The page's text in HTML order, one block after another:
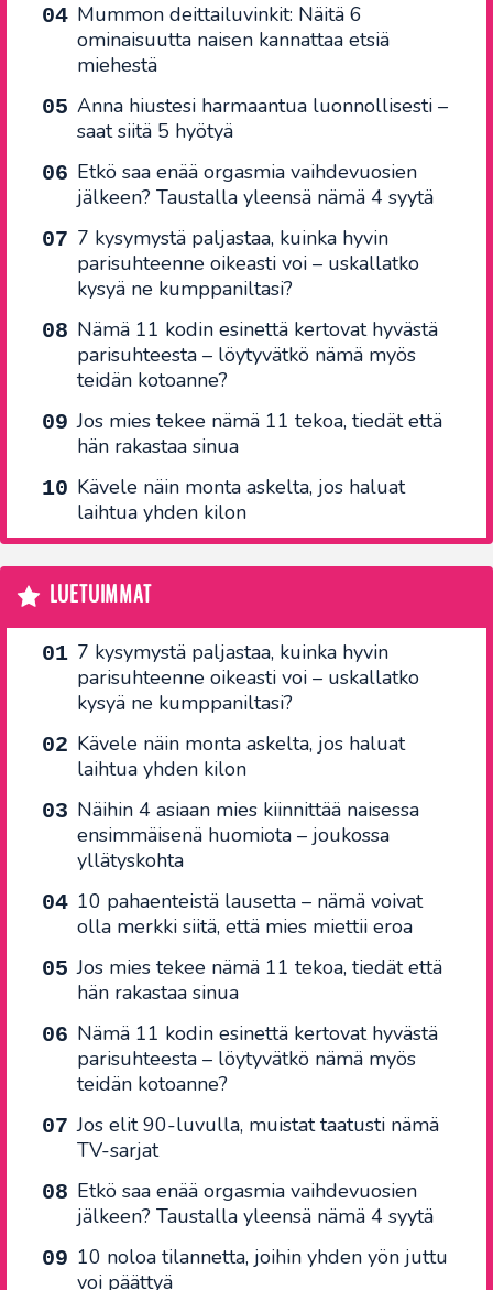
Mummon deittailuvinkit: Näitä 6
ominaisuutta naisen kannattaa etsiä
miehestä
Anna hiustesi harmaantua luonnollisesti –
saat siitä 5 hyötyä
Etkö saa enää orgasmia vaihdevuosien
jälkeen? Taustalla yleensä nämä 4 syytä
7 kysymystä paljastaa, kuinka hyvin
parisuhteenne oikeasti voi – uskallatko
kysyä ne kumppaniltasi?
Nämä 11 kodin esinettä kertovat hyvästä
parisuhteesta – löytyvätkö nämä myös
teidän kotoanne?
Jos mies tekee nämä 11 tekoa, tiedät että
hän rakastaa sinua
Kävele näin monta askelta, jos haluat
laihtua yhden kilon
LUETUIMMAT
7 kysymystä paljastaa, kuinka hyvin
parisuhteenne oikeasti voi – uskallatko
kysyä ne kumppaniltasi?
Kävele näin monta askelta, jos haluat
laihtua yhden kilon
Näihin 4 asiaan mies kiinnittää naisessa
ensimmäisenä huomiota – joukossa
yllätyskohta
10 pahaenteistä lausetta – nämä voivat
olla merkki siitä, että mies miettii eroa
Jos mies tekee nämä 11 tekoa, tiedät että
hän rakastaa sinua
Nämä 11 kodin esinettä kertovat hyvästä
parisuhteesta – löytyvätkö nämä myös
teidän kotoanne?
Jos elit 90-luvulla, muistat taatusti nämä
TV-sarjat
Etkö saa enää orgasmia vaihdevuosien
jälkeen? Taustalla yleensä nämä 4 syytä
10 noloa tilannetta, joihin yhden yön juttu
voi päättyä